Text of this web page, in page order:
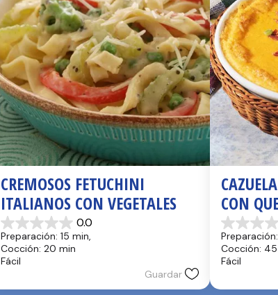
CREMOSOS FETUCHINI
ITALIANOS CON VEGETALES
0.0
0.0
de
5
estrellas.
Preparación: 15 min,
Cocción: 20 min
Fácil
Guardar
CON
0.0
de
5
estrellas.
Preparación:
Cocción:
Fácil